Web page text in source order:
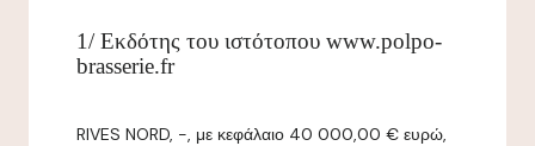
1/ Εκδότης του ιστότοπου www.polpo-
brasserie.fr
RIVES NORD, -, με κεφάλαιο 40 000,00 € ευρώ,